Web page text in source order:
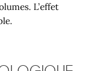
L’effet